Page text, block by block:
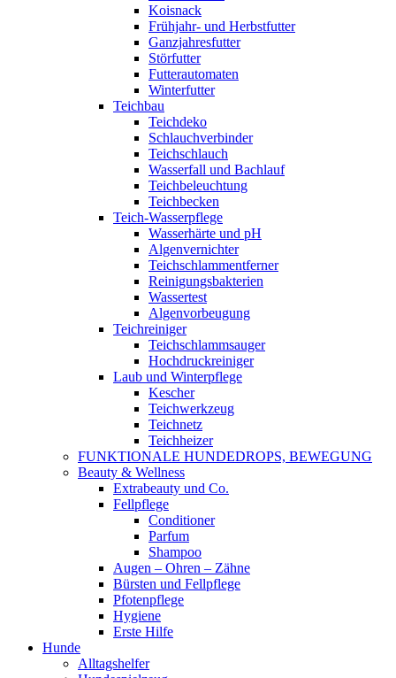
Koisnack
Frühjahr- und Herbstfutter
Ganzjahresfutter
Störfutter
Futterautomaten
Winterfutter
Teichbau
Teichdeko
Schlauchverbinder
Teichschlauch
Wasserfall und Bachlauf
Teichbeleuchtung
Teichbecken
Teich-Wasserpflege
Wasserhärte und pH
Algenvernichter
Teichschlammentferner
Reinigungsbakterien
Wassertest
Algenvorbeugung
Teichreiniger
Teichschlammsauger
Hochdruckreiniger
Laub und Winterpflege
Kescher
Teichwerkzeug
Teichnetz
Teichheizer
FUNKTIONALE HUNDEDROPS, BEWEGUNG
Beauty & Wellness
Extrabeauty und Co.
Fellpflege
Conditioner
Parfum
Shampoo
Augen – Ohren – Zähne
Bürsten und Fellpflege
Pfotenpflege
Hygiene
Erste Hilfe
Hunde
Alltagshelfer